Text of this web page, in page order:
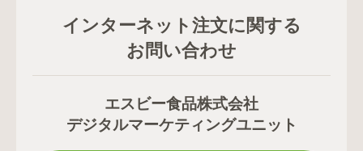
インターネット注文に関する
お問い合わせ
エスビー食品株式会社
デジタルマーケティングユニット